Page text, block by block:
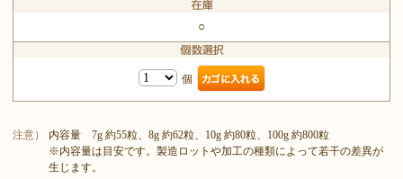
○
個
注意）
内容量 7g 約55粒、8g 約62粒、10g 約80粒、100g 約800粒
※内容量は目安です。製造ロットや加工の種類によって若干の差異が
生じます。